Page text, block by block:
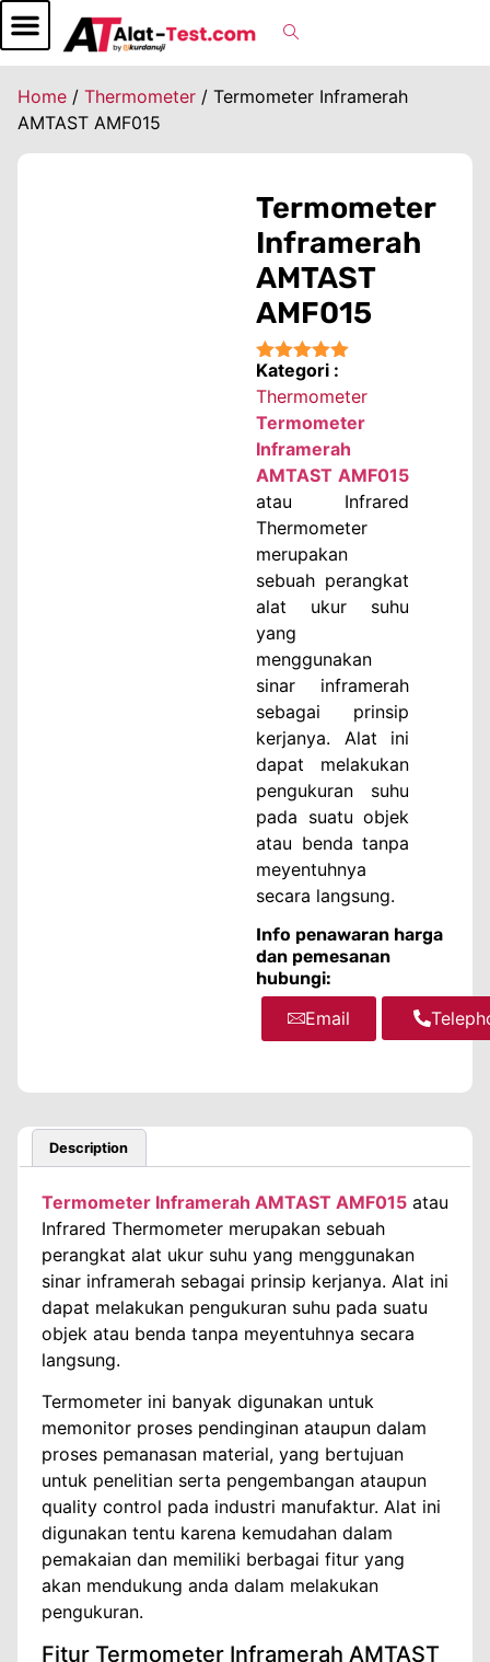
Home / Thermometer / Termometer Inframerah
AMTAST AMF015
Termometer
Inframerah
AMTAST
AMF015
★★★★★
Kategori :
Thermometer
Termometer
Inframerah
AMTAST AMF015
atau Infrared
Thermometer
merupakan
sebuah perangkat
alat ukur suhu
yang
menggunakan
sinar inframerah
sebagai prinsip
kerjanya. Alat ini
dapat melakukan
pengukuran suhu
pada suatu objek
atau benda tanpa
meyentuhnya
secara langsung.
Info penawaran harga
dan pemesanan
hubungi:
Email
Description
Termometer Inframerah AMTAST AMF015 atau
Infrared Thermometer merupakan sebuah
perangkat alat ukur suhu yang menggunakan
sinar inframerah sebagai prinsip kerjanya. Alat ini
dapat melakukan pengukuran suhu pada suatu
objek atau benda tanpa meyentuhnya secara
langsung.
Termometer ini banyak digunakan untuk
memonitor proses pendinginan ataupun dalam
proses pemanasan material, yang bertujuan
untuk penelitian serta pengembangan ataupun
quality control pada industri manufaktur. Alat ini
digunakan tentu karena kemudahan dalam
pemakaian dan memiliki berbagai fitur yang
akan mendukung anda dalam melakukan
pengukuran.
Fitur Termometer Inframerah AMTAST